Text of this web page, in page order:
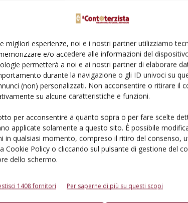
migliori esperienze, noi e i nostri partner utilizziamo
e/o accedere alle informazioni del
permetterà a noi e ai nostri partner di elaborare
durante la navigazione o gli ID univoci su
(non) personalizzati. Non acconsentire o ritirare il
su alcune caratteristiche e funzioni.
per acconsentire a quanto sopra o per fare scelte
applicate solamente a questo sito. È possibile
in qualsiasi momento, compreso il ritiro del consenso,
Cookie Policy o cliccando sul pulsante di gestione del
dello schermo.
1408 fornitori Per saperne di più su questi scopi